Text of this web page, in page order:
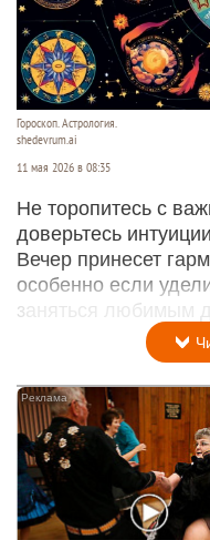
Гороскоп. Астрология.
shedevrum.ai
11 мая 2026 в 08:35
Не торопитесь с
доверьтесь
Вечер принесет
особенно если
заняться любимым